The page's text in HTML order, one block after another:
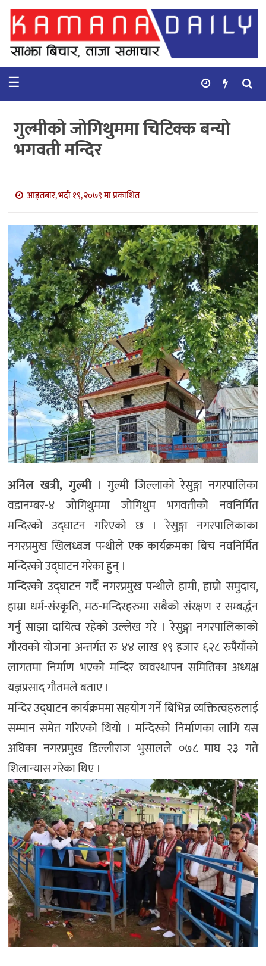
गृहपृष्ठ
समाचार
कुटनिती
कुराकानी
बाणिज्य
भिडियो
सिफारिस
☰
गुल्मीको जोगिथुममा चिटिक्क बन्यो
भगवती मन्दिर
आइतबार, भदौ १९, २०७९ मा प्रकाशित
अनिल खत्री, गुल्मी। गुल्मी जिल्लाको रेसुङ्गा नगरपालिका
वडानम्बर-४ जोगिथुममा जोगिथुम भगवतीको नवनिर्मित
मन्दिरको उद्घाटन गरिएको छ । रेसुङ्गा नगरपालिकाका
नगरप्रमुख खिलध्वज पन्थीले एक कार्यक्रमका बिच नवनिर्मित
मन्दिरको उद्घाटन गरेका हुन् ।
मन्दिरको उद्घाटन गर्दै नगरप्रमुख पन्थीले हामी, हाम्रो समुदाय,
हाम्रा धर्म-संस्कृति, मठ-मन्दिरहरुमा सबैको संरक्षण र सम्बर्द्धन
गर्नु साझा दायित्व रहेको उल्लेख गरे । रेसुङ्गा नगरपालिकाको
गौरवको योजना अन्तर्गत रु ४४ लाख १९ हजार ६२८ रुपैयाँको
लागतमा निर्माण भएको मन्दिर व्यवस्थापन समितिका अध्यक्ष
यज्ञप्रसाद गौतमले बताए ।
मन्दिर उद्घाटन कार्यक्रममा सहयोग गर्ने बिभिन्न व्यक्तित्वहरुलाई
सम्मान समेत गरिएको थियो । मन्दिरको निर्माणका लागि यस
अघिका नगरप्रमुख डिल्लीराज भुसालले ०७८ माघ २३ गते
शिलान्यास गरेका थिए ।